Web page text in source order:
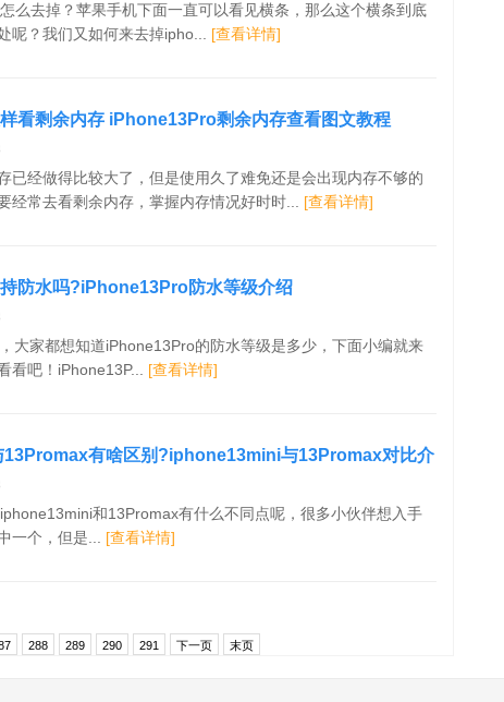
么去掉？苹果手机下面一直可以看见横条，那么这个横条到底
呢？我们又如何来去掉ipho... [查看详情]
看剩余内存 iPhone13Pro剩余内存查看图文教程
已经做得比较大了，但是使用久了难免还是会出现内存不够的
经常去看剩余内存，掌握内存情况好时时... [查看详情]
防水吗?iPhone13Pro防水等级介绍
大家都想知道iPhone13Pro的防水等级是多少，下面小编就来
看吧！iPhone13P... [查看详情]
有啥区别?iphone13mini与13Promax对比介
和13Promax有什么不同点呢，很多小伙伴想入手
一个，但是... [查看详情]
288 289 290 291 下一页 末页